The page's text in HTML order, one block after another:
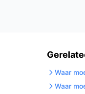
Waar
Waar